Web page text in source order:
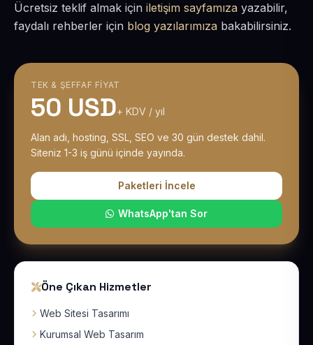
Ücretsiz teklif almak için iletişim sayfamıza yazabilir,
faydalı rehberler için blog yazılarımıza bakabilirsiniz.
TEK & ŞEFFAF FIYAT
50 USD+ KDV / yıl
Alan adı, hosting, SSL, SEO ve 30 gün destek dahil.
Siteniz 1-3 iş günü içinde yayında.
Paketleri İncele
WhatsApp'tan Sor
Öne Çıkan Hizmetler
Web Sitesi Tasarımı
Kurumsal Web Tasarım